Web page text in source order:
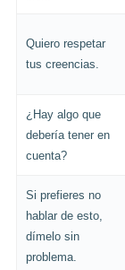
Quiero respetar
tus creencias.
¿Hay algo que
debería tener en
cuenta?
Si prefieres no
hablar de esto,
dímelo sin
problema.